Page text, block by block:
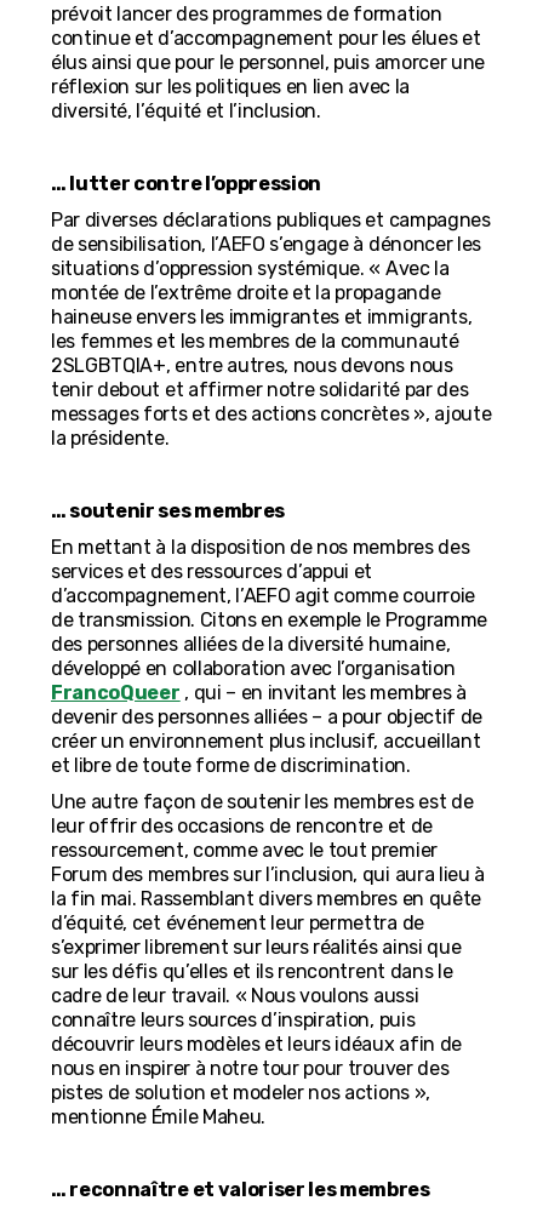
prévoit lancer des programmes de formation
continue et d’accompagnement pour les élues et
élus ainsi que pour le personnel, puis amorcer une
réflexion sur les politiques en lien avec la
diversité, l’équité et l’inclusion.
… lutter contre l’oppression
Par diverses déclarations publiques et campagnes
de sensibilisation, l’AEFO s’engage à dénoncer les
situations d’oppression systémique. « Avec la
montée de l’extrême droite et la propagande
haineuse envers les immigrantes et immigrants,
les femmes et les membres de la communauté
2SLGBTQIA+, entre autres, nous devons nous
tenir debout et affirmer notre solidarité par des
messages forts et des actions concrètes », ajoute
la présidente.
… soutenir ses membres
En mettant à la disposition de nos membres des
services et des ressources d’appui et
d’accompagnement, l’AEFO agit comme courroie
de transmission. Citons en exemple le Programme
des personnes alliées de la diversité humaine,
développé en collaboration avec l’organisation
FrancoQueer , qui – en invitant les membres à
devenir des personnes alliées – a pour objectif de
créer un environnement plus inclusif, accueillant
et libre de toute forme de discrimination.
Une autre façon de soutenir les membres est de
leur offrir des occasions de rencontre et de
ressourcement, comme avec le tout premier
Forum des membres sur l’inclusion, qui aura lieu à
la fin mai. Rassemblant divers membres en quête
d’équité, cet événement leur permettra de
s’exprimer librement sur leurs réalités ainsi que
sur les défis qu’elles et ils rencontrent dans le
cadre de leur travail. « Nous voulons aussi
connaître leurs sources d’inspiration, puis
découvrir leurs modèles et leurs idéaux afin de
nous en inspirer à notre tour pour trouver des
pistes de solution et modeler nos actions »,
mentionne Émile Maheu.
… reconnaître et valoriser les membres